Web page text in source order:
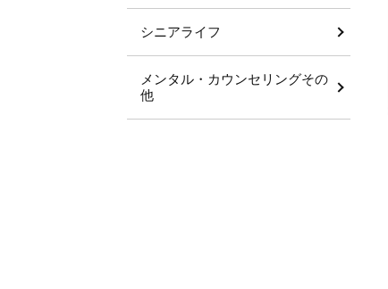
シニアライフ
メンタル・カウンセリングその
他